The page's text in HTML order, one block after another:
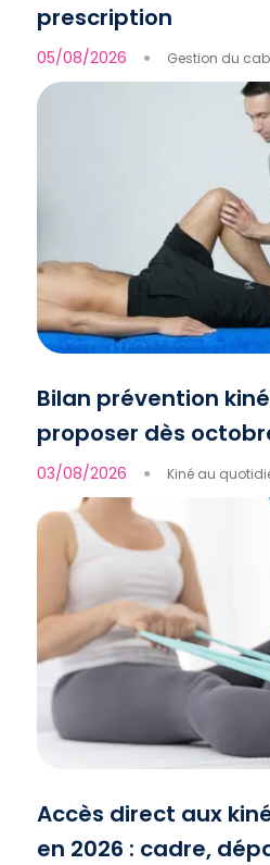
prescription
05/08/2026 ● Gestion du
Bilan prévention
proposer dès
03/08/2026 ● Kiné au
Accès direct aux
en 2026 : cadre,